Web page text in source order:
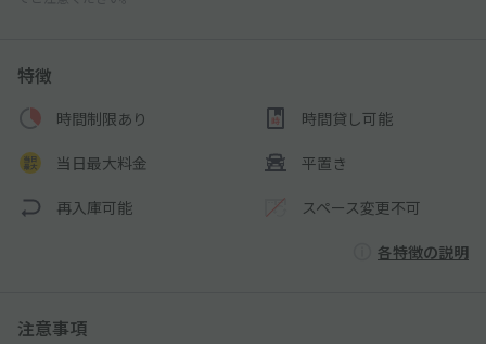
特徴
時間制限あり 時間貸し可能
当日最大料金 平置き
再入庫可能 スペース変更不可
各特徴の説明
注意事項